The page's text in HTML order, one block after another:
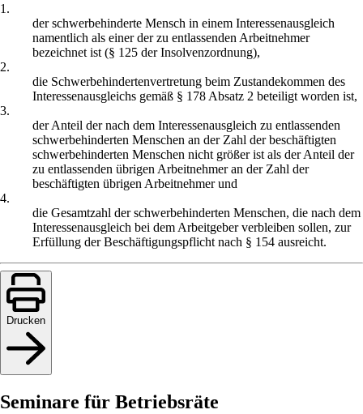
1.
der schwerbehinderte Mensch in einem Interessenausgleich
namentlich als einer der zu entlassenden Arbeitnehmer
bezeichnet ist (§ 125 der Insolvenzordnung),
2.
die Schwerbehindertenvertretung beim Zustandekommen des
Interessenausgleichs gemäß § 178 Absatz 2 beteiligt worden ist,
3.
der Anteil der nach dem Interessenausgleich zu entlassenden
schwerbehinderten Menschen an der Zahl der beschäftigten
schwerbehinderten Menschen nicht größer ist als der Anteil der
zu entlassenden übrigen Arbeitnehmer an der Zahl der
beschäftigten übrigen Arbeitnehmer und
4.
die Gesamtzahl der schwerbehinderten Menschen, die nach dem
Interessenausgleich bei dem Arbeitgeber verbleiben sollen, zur
Erfüllung der Beschäftigungspflicht nach § 154 ausreicht.
Drucken
Seminare für Betriebsräte